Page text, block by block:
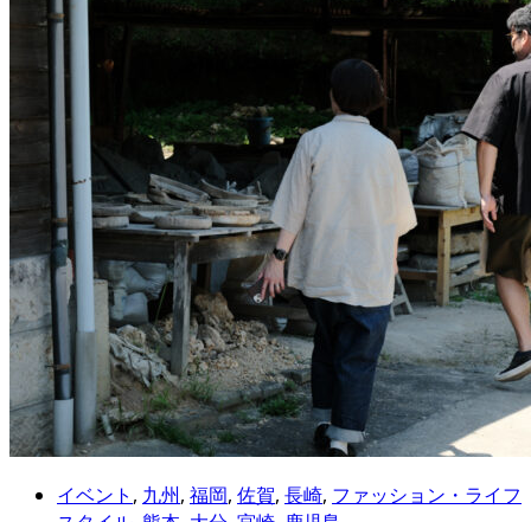
イベント , 九州, 福岡, 佐賀, 長崎, ファッション・ライフ